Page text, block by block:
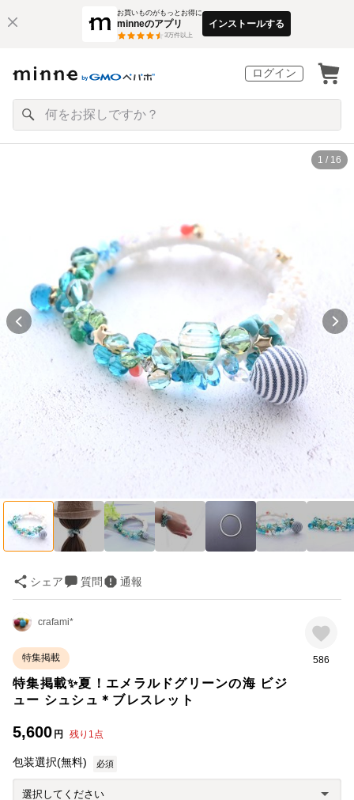
お買いものがもっとお得に
minneのアプリ
3万件以上
インストールする
ログイン
1 / 16
シェア 質問 通報
crafami*
特集掲載
特集掲載✨夏！エメラルドグリーンの海 ビジ
ュー シュシュ＊ブレスレット
5,600 円 残り 1点
586
包装選択(無料) 必須